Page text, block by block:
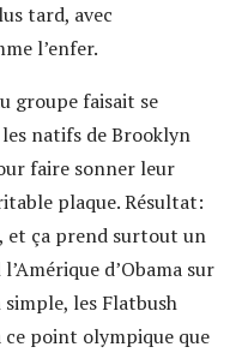
tard, avec
l’enfer.
groupe faisait se
natifs de Brooklyn
faire sonner leur
plaque. Résultat:
et ça prend surtout un
d’Obama sur
simple, les Flatbush
point olympique que